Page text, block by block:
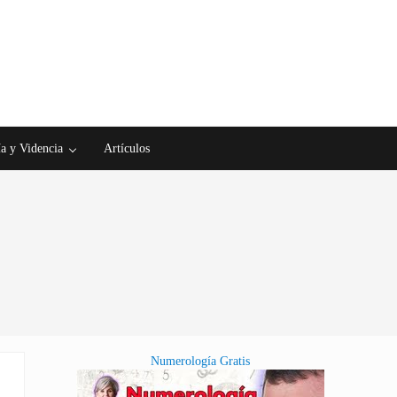
y Videncia Artículos
SidebarNumerología Gratis